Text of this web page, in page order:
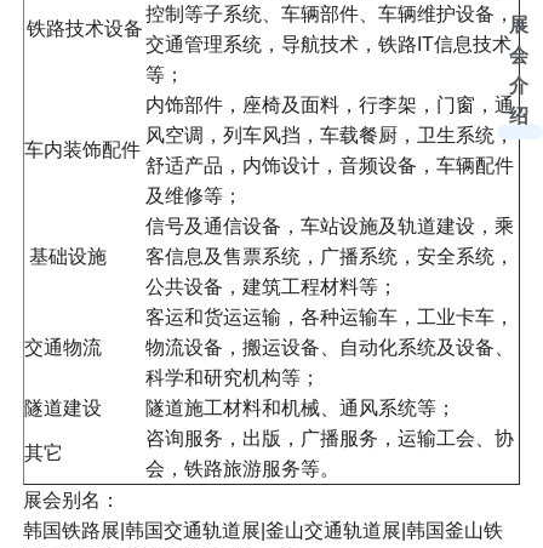
铁路技术设备
控制等子系统、车辆部件、车辆维护设备，
交通管理系统，导航技术，铁路IT信息技术
等；
车内装饰配件
内饰部件，座椅及面料，行李架，门窗，通
风空调，列车风挡，车载餐厨，卫生系统，
舒适产品，内饰设计，音频设备，车辆配件
及维修等；
基础设施
信号及通信设备，车站设施及轨道建设，乘
客信息及售票系统，广播系统，安全系统，
公共设备，建筑工程材料等；
交通物流
客运和货运运输，各种运输车，工业卡车，
物流设备，搬运设备、自动化系统及设备、
科学和研究机构等；
隧道建设
隧道施工材料和机械、通风系统等；
其它
咨询服务，出版，广播服务，运输工会、协
会，铁路旅游服务等。
展
会
介
绍
展会别名：
韩国铁路展|韩国交通轨道展|釜山交通轨道展|韩国釜山铁